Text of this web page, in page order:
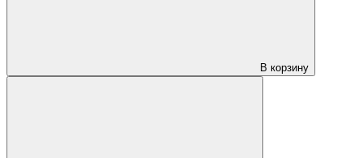
В корзину